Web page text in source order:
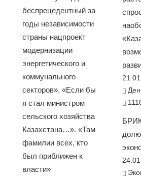
беспрецедентный за
годы независимости
страны нацпроект
модернизации
энергетического и
коммунального
секторов». «Если бы
я стал министром
сельского хозяйства
Казахстана…». «Там
фамилии всех, кто
был приближен к
власти»